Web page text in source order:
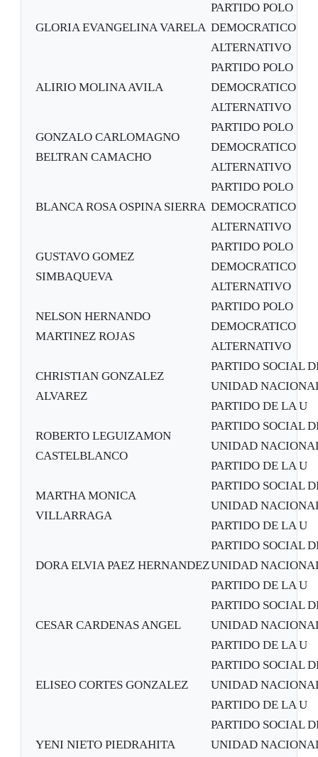
GLORIA EVANGELINA VARELA
PARTIDO POLO
DEMOCRATICO
ALTERNATIVO
ALIRIO MOLINA AVILA
PARTIDO POLO
DEMOCRATICO
ALTERNATIVO
GONZALO CARLOMAGNO
BELTRAN CAMACHO
PARTIDO POLO
DEMOCRATICO
ALTERNATIVO
BLANCA ROSA OSPINA SIERRA
PARTIDO POLO
DEMOCRATICO
ALTERNATIVO
GUSTAVO GOMEZ
SIMBAQUEVA
PARTIDO POLO
DEMOCRATICO
ALTERNATIVO
NELSON HERNANDO
MARTINEZ ROJAS
PARTIDO POLO
DEMOCRATICO
ALTERNATIVO
CHRISTIAN GONZALEZ
ALVAREZ
PARTIDO SOCIAL
UNIDAD
PARTIDO DE LA U
ROBERTO LEGUIZAMON
CASTELBLANCO
PARTIDO SOCIAL
UNIDAD
PARTIDO DE LA U
MARTHA MONICA
VILLARRAGA
PARTIDO SOCIAL
UNIDAD
PARTIDO DE LA U
DORA ELVIA PAEZ HERNANDEZ
PARTIDO SOCIAL
UNIDAD
PARTIDO DE LA U
CESAR CARDENAS ANGEL
PARTIDO SOCIAL
UNIDAD
PARTIDO DE LA U
ELISEO CORTES GONZALEZ
PARTIDO SOCIAL
UNIDAD
PARTIDO DE LA U
YENI NIETO PIEDRAHITA
PARTIDO SOCIAL
UNIDAD